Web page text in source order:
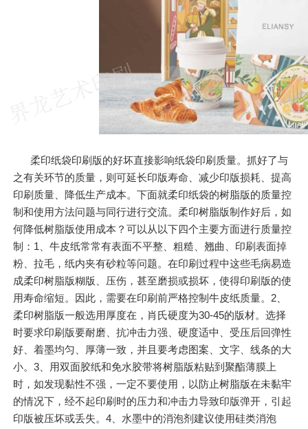
柔印纸袋印刷版的好坏直接影响纸袋印刷质量。抓好了与
之有关环节的质量，则可延长印版寿命、减少印版损耗、提高
印刷质量、降低生产成本。下面就柔印纸袋的树脂版的质量控
制和使用方法问题与同行进行交流。柔印树脂版制作好后，如
何降低树脂版使用成本？可以从以下四个主要方面进行质量控
制：1、牛皮纸常常有表面不平整、粗糙、翘曲、印刷表面掉
粉、拉毛，纸内夹有砂粒等问题。在印刷过程中这些毛病易造
成柔印树脂版糊版、压伤，甚至磨损或损坏，使得印刷版的使
用寿命缩短。因此，需要在印刷前严格控制牛皮纸质量。2、
柔印树脂版一般选用厚度在，肖氏硬度为30-45的版材。选择
时要求印刷版要耐磨、抗冲击力强、硬度适中、受压后回弹性
好、着墨均匀、厚薄一致，并且要考虑图案、文字、线条的大
小。3、用双面胶纸和免水胶带将树脂版粘贴到聚酯薄膜上
时，如发现黏性不强，一定不要使用，以防止树脂版在未黏牢
的情况下，经不起印刷时的压力和冲击力导致印版弹开，引起
印版被压坏或丢失。4、水墨中的消泡剂建议使用硅类消泡